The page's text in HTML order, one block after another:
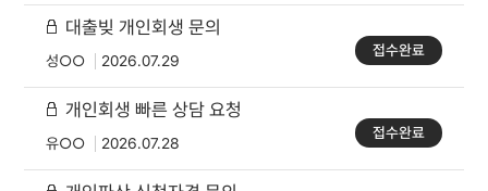
대출빚 개인회생 문의
성○○ 2026.07.29
접수완료
개인회생 빠른 상담 요청
유○○ 2026.07.28
접수완료